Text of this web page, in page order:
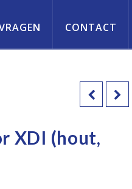
CONTACT
XDI (hout,